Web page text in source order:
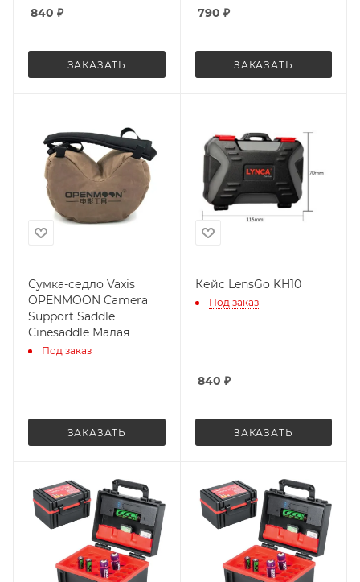
840 ₽
ЗАКАЗАТЬ
790 ₽
ЗАКАЗАТЬ
Сумка-седло Vaxis
OPENMOON Camera
Support Saddle
Cinesaddle Малая
Под заказ
ЗАКАЗАТЬ
Кейс LensGo KH10
Под заказ
840 ₽
ЗАКАЗАТЬ